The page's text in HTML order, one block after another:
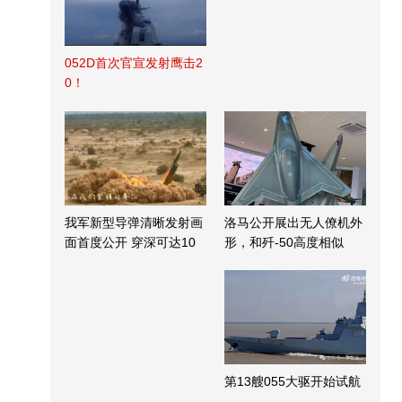
052D首次官宣发射鹰击2
0！
我军新型导弹清晰发射画
面首度公开 穿深可达10
洛马公开展出无人僚机外
形，和歼-50高度相似
第13艘055大驱开始试航